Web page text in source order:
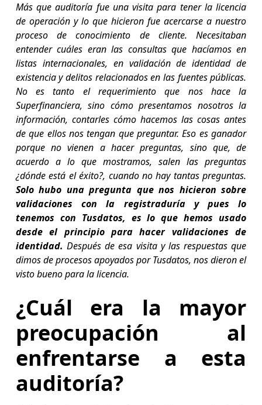
Más que auditoría fue una visita para tener la licencia
de operación y lo que hicieron fue acercarse a nuestro
proceso de conocimiento de cliente. Necesitaban
entender cuáles eran las consultas que hacíamos en
listas internacionales, en validación de identidad de
existencia y delitos relacionados en las fuentes públicas.
No es tanto el requerimiento que nos hace la
Superfinanciera, sino cómo presentamos nosotros la
información, contarles cómo hacemos las cosas antes
de que ellos nos tengan que preguntar. Eso es ganador
porque no vienen a hacer preguntas, sino que, de
acuerdo a lo que mostramos, salen las preguntas
¿dónde está el éxito?, cuando no hay tantas preguntas.
Solo hubo una pregunta que nos hicieron sobre
validaciones con la registraduría y pues lo
tenemos con Tusdatos, es lo que hemos usado
desde el principio para hacer validaciones de
identidad. Después de esa visita y las respuestas que
dimos de procesos apoyados por Tusdatos, nos dieron el
visto bueno para la licencia.
¿Cuál era la mayor
preocupación al
enfrentarse a esta
auditoría?